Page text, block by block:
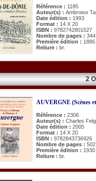
Référence : 1185
Auteur(s) : Ambroise
Date édition : 1993
Format : 14 X 20
ISBN : 9782742801527
Nombre de pages : 344
Première édition : 1886
Reliure : br.
2
AUVERGNE (Scènes
Référence : 2306
Auteur(s) : Charles
Date édition : 2005
Format : 14 X 20
ISBN : 9782843736926
Nombre de pages : 502
Première édition : 1930
Reliure : br.